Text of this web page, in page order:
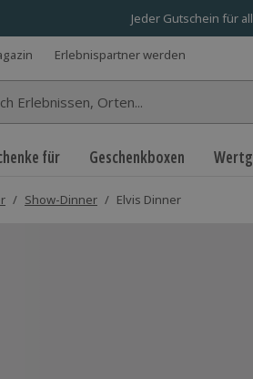
Jeder Gutschein für
Erlebnispartner werden
Erlebnissen...
für Geschenkboxen
/ Show-Dinner / Elvis Dinner